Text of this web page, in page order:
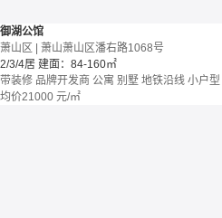
御湖公馆
萧山区 | 萧山萧山区潘右路1068号
2/3/4居 建面：84-160㎡
带装修 品牌开发商 公寓 别墅 地铁沿线 小户型
均价21000 元/㎡